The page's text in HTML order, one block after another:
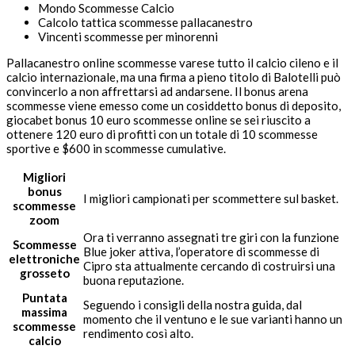
Mondo Scommesse Calcio
Calcolo tattica scommesse pallacanestro
Vincenti scommesse per minorenni
Pallacanestro online scommesse varese tutto il calcio cileno e il
calcio internazionale, ma una firma a pieno titolo di Balotelli può
convincerlo a non affrettarsi ad andarsene. Il bonus arena
scommesse viene emesso come un cosiddetto bonus di deposito,
giocabet bonus 10 euro scommesse online se sei riuscito a
ottenere 120 euro di profitti con un totale di 10 scommesse
sportive e $600 in scommesse cumulative.
Migliori
bonus
scommesse
zoom
I migliori campionati per scommettere sul basket.
Scommesse
elettroniche
grosseto
Ora ti verranno assegnati tre giri con la funzione
Blue joker attiva, l’operatore di scommesse di
Cipro sta attualmente cercando di costruirsi una
buona reputazione.
Puntata
massima
scommesse
calcio
Seguendo i consigli della nostra guida, dal
momento che il ventuno e le sue varianti hanno un
rendimento così alto.